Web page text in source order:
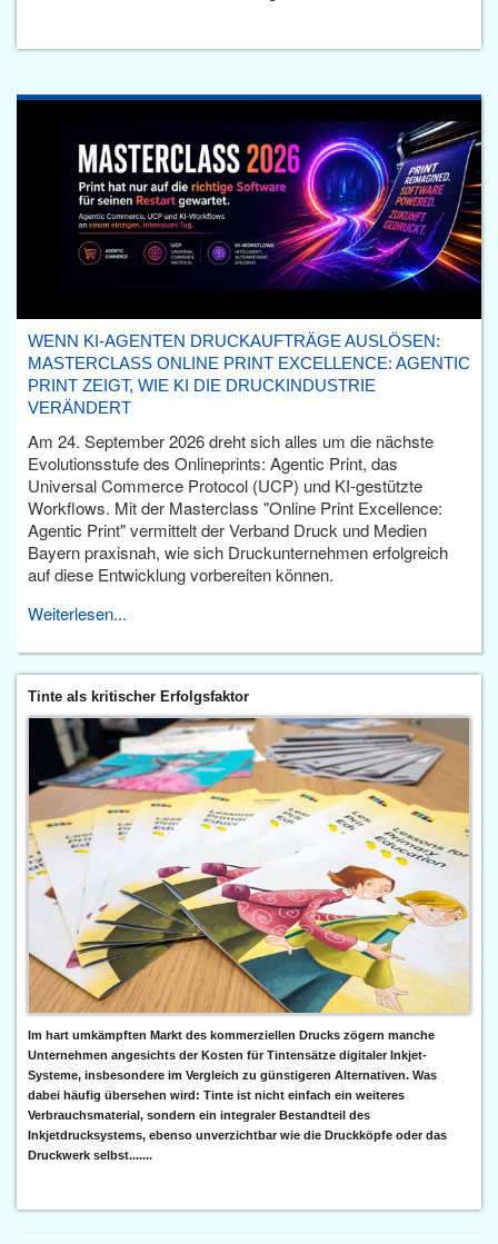
WENN KI-AGENTEN DRUCKAUFTRÄGE AUSLÖSEN:
MASTERCLASS ONLINE PRINT EXCELLENCE: AGENTIC
PRINT ZEIGT, WIE KI DIE DRUCKINDUSTRIE
VERÄNDERT
Am 24. September 2026 dreht sich alles um die nächste
Evolutionsstufe des Onlineprints: Agentic Print, das
Universal Commerce Protocol (UCP) und KI-gestützte
Workflows. Mit der Masterclass "Online Print Excellence:
Agentic Print" vermittelt der Verband Druck und Medien
Bayern praxisnah, wie sich Druckunternehmen erfolgreich
auf diese Entwicklung vorbereiten können.
Weiterlesen...
Tinte als kritischer Erfolgsfaktor
Im hart umkämpften Markt des kommerziellen Drucks zögern manche
Unternehmen angesichts der Kosten für Tintensätze digitaler Inkjet-
Systeme, insbesondere im Vergleich zu günstigeren Alternativen. Was
dabei häufig übersehen wird: Tinte ist nicht einfach ein weiteres
Verbrauchsmaterial, sondern ein integraler Bestandteil des
Inkjetdrucksystems, ebenso unverzichtbar wie die Druckköpfe oder das
Druckwerk selbst.......